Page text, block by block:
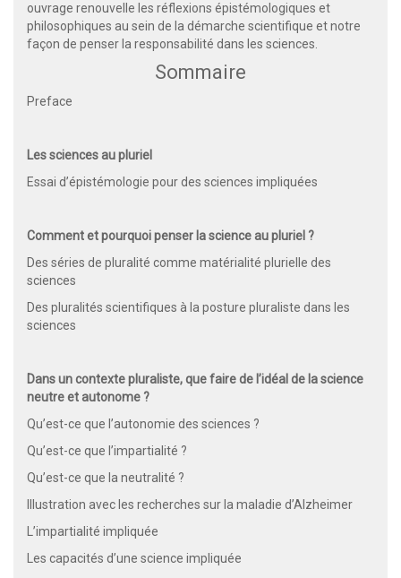
ouvrage renouvelle les réflexions épistémologiques et
philosophiques au sein de la démarche scientifique et notre
façon de penser la responsabilité dans les sciences.
Sommaire
Preface
Les sciences au pluriel
Essai d’épistémologie pour des sciences impliquées
Comment et pourquoi penser la science au pluriel ?
Des séries de pluralité comme matérialité plurielle des
sciences
Des pluralités scientifiques à la posture pluraliste dans les
sciences
Dans un contexte pluraliste, que faire de l’idéal de la science
neutre et autonome ?
Qu’est-ce que l’autonomie des sciences ?
Qu’est-ce que l’impartialité ?
Qu’est-ce que la neutralité ?
Illustration avec les recherches sur la maladie d’Alzheimer
L’impartialité impliquée
Les capacités d’une science impliquée